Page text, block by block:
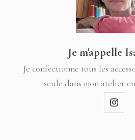
Je m'appelle
Je confectionne tous les
seule dans mon atelier